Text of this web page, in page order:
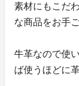
素材にもこだ
な商品をお手
牛革なので使
ば使うほどに